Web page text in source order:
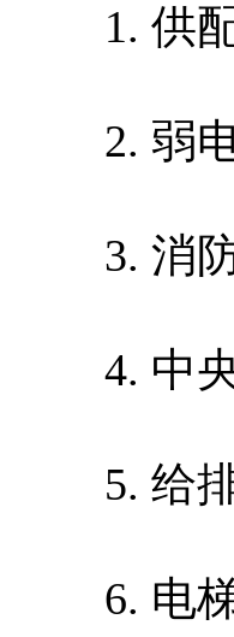
1. 供配
2. 弱电
3. 消防
4. 中央
5. 给排
6. 电梯